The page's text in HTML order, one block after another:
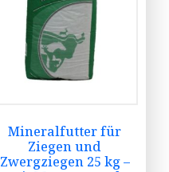
Mineralfutter für
Ziegen und
Zwergziegen 25 kg –